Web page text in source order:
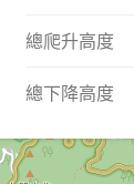
總爬升高度
總下降高度